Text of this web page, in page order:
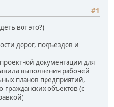
#1
вот это?)
дорог, подъездов и